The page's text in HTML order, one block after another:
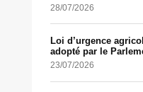
28/07/2026
Loi d’urgence
adopté par le
23/07/2026